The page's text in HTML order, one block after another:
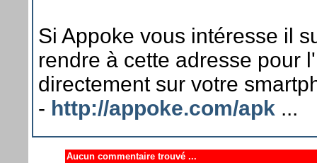
Si Appoke vous intéresse il
rendre à cette adresse pour
directement sur votre
- http://appoke.com/apk ...
Aucun commentaire trouvé ...